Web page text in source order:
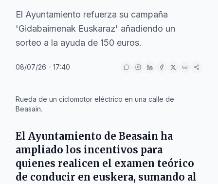
El Ayuntamiento refuerza su campaña
'Gidabaimenak Euskaraz' añadiendo un
sorteo a la ayuda de 150 euros.
08/07/26 - 17:40
Rueda de un ciclomotor eléctrico en una calle de
Beasain.
El Ayuntamiento de Beasain ha
ampliado los incentivos para
quienes realicen el examen teórico
de conducir en euskera, sumando al